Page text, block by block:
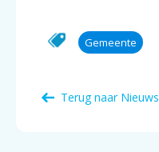
Gemeente
Terug naar Nieuws